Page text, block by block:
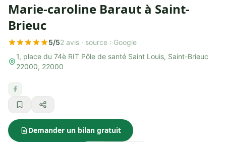
Marie-caroline Baraut à Saint-
Brieuc
5/52 avis · source : Google
1, place du 74è RIT Pôle de santé Saint Louis, Saint-Brieuc
22000, 22000
Demander un bilan gratuit